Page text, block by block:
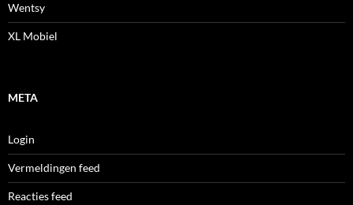
Wentsy
XL Mobiel
META
Login
Vermeldingen feed
Reacties feed